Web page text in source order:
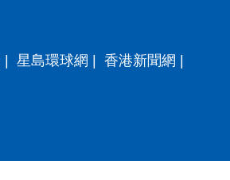
星島環球網 香港新聞網